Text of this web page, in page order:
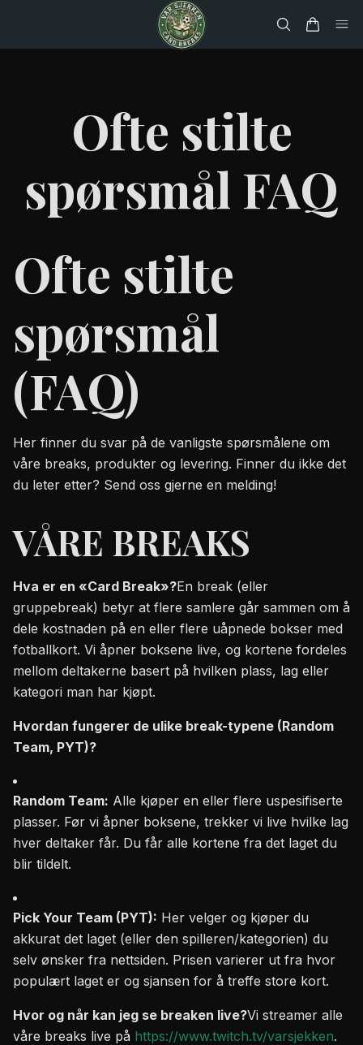
Ofte stilte
spørsmål FAQ
Ofte stilte
spørsmål
(FAQ)
Her finner du svar på de vanligste spørsmålene om
våre breaks, produkter og levering. Finner du ikke det
du leter etter? Send oss gjerne en melding!
VÅRE BREAKS
Hva er en «Card Break»?En break (eller
gruppebreak) betyr at flere samlere går sammen om å
dele kostnaden på en eller flere uåpnede bokser med
fotballkort. Vi åpner boksene live, og kortene fordeles
mellom deltakerne basert på hvilken plass, lag eller
kategori man har kjøpt.
Hvordan fungerer de ulike break-typene (Random
Team, PYT)?
Random Team: Alle kjøper en eller flere uspesifiserte
plasser. Før vi åpner boksene, trekker vi live hvilke lag
hver deltaker får. Du får alle kortene fra det laget du
blir tildelt.
Pick Your Team (PYT): Her velger og kjøper du
akkurat det laget (eller den spilleren/kategorien) du
selv ønsker fra nettsiden. Prisen varierer ut fra hvor
populært laget er og sjansen for å treffe store kort.
Hvor og når kan jeg se breaken live?Vi streamer alle
våre breaks live på https://www.twitch.tv/varsjekken.